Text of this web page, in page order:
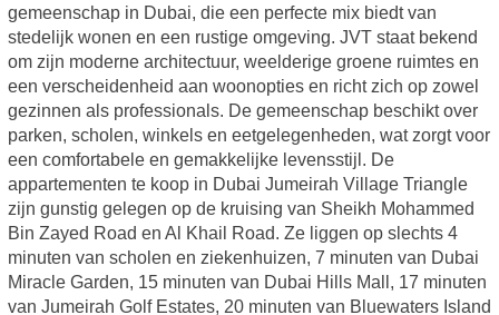
gemeenschap in Dubai, die een perfecte mix biedt van
stedelijk wonen en een rustige omgeving. JVT staat bekend
om zijn moderne architectuur, weelderige groene ruimtes en
een verscheidenheid aan woonopties en richt zich op zowel
gezinnen als professionals. De gemeenschap beschikt over
parken, scholen, winkels en eetgelegenheden, wat zorgt voor
een comfortabele en gemakkelijke levensstijl. De
appartementen te koop in Dubai Jumeirah Village Triangle
zijn gunstig gelegen op de kruising van Sheikh Mohammed
Bin Zayed Road en Al Khail Road. Ze liggen op slechts 4
minuten van scholen en ziekenhuizen, 7 minuten van Dubai
Miracle Garden, 15 minuten van Dubai Hills Mall, 17 minuten
van Jumeirah Golf Estates, 20 minuten van Bluewaters Island